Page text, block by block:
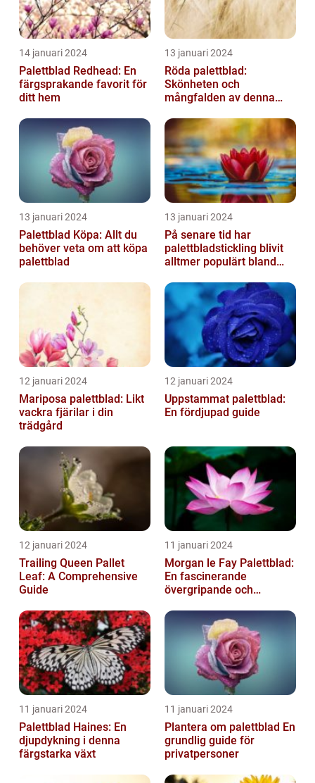
14 januari 2024
Palettblad Redhead: En
färgsprakande favorit för
ditt hem
13 januari 2024
Röda palettblad:
Skönheten och
mångfalden av denna
13 januari 2024
Palettblad Köpa: Allt du
behöver veta om att köpa
palettblad
13 januari 2024
På senare tid har
palettbladstickling blivit
alltmer populärt bland
12 januari 2024
Mariposa palettblad: Likt
vackra fjärilar i din
trädgård
12 januari 2024
Uppstammat palettblad:
En fördjupad guide
12 januari 2024
Trailing Queen Pallet
Leaf: A Comprehensive
Guide
11 januari 2024
Morgan le Fay Palettblad:
En fascinerande
övergripande och
11 januari 2024
Palettblad Haines: En
djupdykning i denna
färgstarka växt
11 januari 2024
Plantera om palettblad En
grundlig guide för
privatpersoner